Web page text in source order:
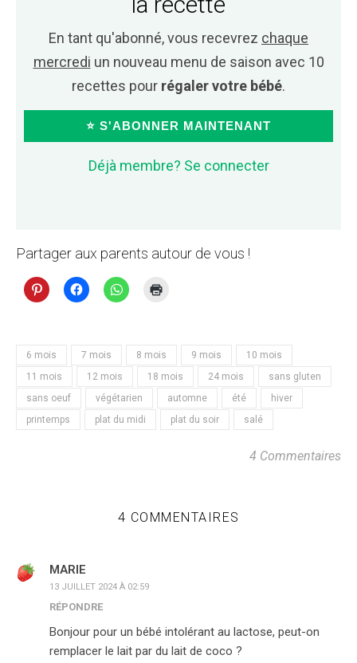
En tant qu'abonné, vous recevrez chaque
mercredi un nouveau menu de saison avec 10
recettes pour régaler votre bébé.
⭐ S'ABONNER MAINTENANT
Déjà membre? Se connecter
Partager aux parents autour de vous !
6 mois 7 mois 8 mois 9 mois
10 mois
11 mois
12 mois 18 mois 24 mois
sans gluten
sans oeuf
végétarien automne été
hiver
printemps
plat du midi plat du soir salé
4 Commentaires
4 COMMENTAIRES
MARIE
13 JUILLET 2024 À 02:59
RÉPONDRE
Bonjour pour un bébé intolérant au lactose, peut-on
remplacer le lait par du lait de coco ?